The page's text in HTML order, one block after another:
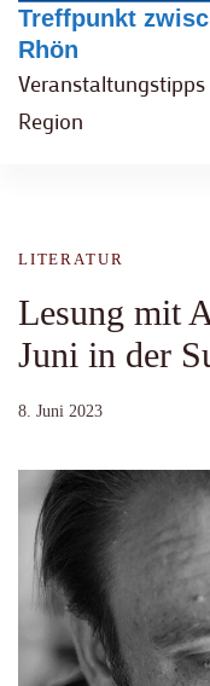
Treffpunkt
Rhön
Region
LITERATUR
Lesung mit
Juni in der
8. Juni 2023